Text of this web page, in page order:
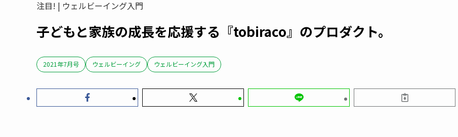
注目! | ウェルビーイング入門
子どもと家族の成長を応援する『tobiraco』のプロダクト。
2021年7月号 ウェルビーイング ウェルビーイング入門